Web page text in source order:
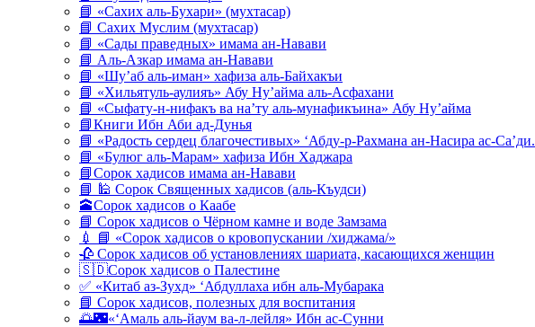
📘 «Сахих аль-Бухари» (мухтасар)
📘 Сахих Муслим (мухтасар)
📘 «Сады праведных» имама ан-Навави
📘 Аль-Азкар имама ан-Навави
📘 «Шу’аб аль-иман» хафиза аль-Байхакъи
📘 «Хильятуль-аулияъ» Абу Ну’айма аль-Асфахани
📘 «Сыфату-н-нифакъ ва на’ту аль-мунафикъина» Абу Ну’айма
📘Книги Ибн Аби ад-Дунья
📘 «Радость сердец благочестивых» ‘Абду-р-Рахмана ан-Насира ас-Са’ди.
📘 «Булюг аль-Марам» хафиза Ибн Хаджара
📘Сорок хадисов имама ан-Навави
📘 🕌 Сорок Священных хадисов (аль-Къудси)
🕋Сорок хадисов о Каабе
📘 Сорок хадисов о Чёрном камне и воде Замзама
💉 📘 «Сорок хадисов о кровопускании /хиджама/»
🥀 Сорок хадисов об установлениях шариата, касающихся женщин
🇸🇩Сорок хадисов о Палестине
✅ «Китаб аз-Зухд» ‘Абдуллаха ибн аль-Мубарака
📘 Сорок хадисов, полезных для воспитания
🌅🌃«‘Амаль аль-йаум ва-л-лейля» Ибн ас-Сунни